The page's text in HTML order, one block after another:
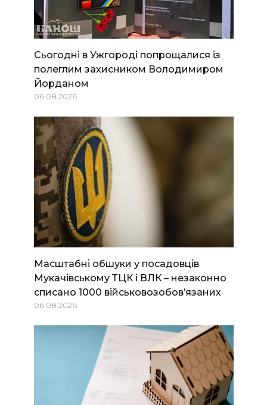
Сьогодні в Ужгороді попрощалися із
полеглим захисником Володимиром
Йорданом
06.08.2026
Масштабні обшуки у посадовців
Мукачівському ТЦК і ВЛК – незаконно
списано 1000 військовозобов’язаних
06.08.2026